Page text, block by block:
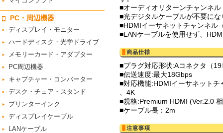
PC・周辺機器
ディスプレイ・モニター
ハードディスク・光学ドライブ
メモリーカード・アダプター
PC周辺機器
キャプチャー・コンバーター
デスク・チェア・スタンド
プリンターインク
ディスプレイケーブル
LANケーブル
■オーディオリターンチャンネ
■光デジタルケーブルが不要に
■HDMIイーサネットチャンネル
■LANケーブルを使用せず、
■プラグ対応形状:Aコネクタ（
■伝送速度:最大18Gbps
■対応機能:HDMIイーサネット
、4K
■規格:Premium HDMI (Ver.2.0
■ケーブル長：2m